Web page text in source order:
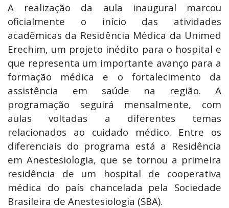
A realização da aula inaugural marcou
oficialmente o início das atividades
acadêmicas da Residência Médica da Unimed
Erechim, um projeto inédito para o hospital e
que representa um importante avanço para a
formação médica e o fortalecimento da
assistência em saúde na região. A
programação seguirá mensalmente, com
aulas voltadas a diferentes temas
relacionados ao cuidado médico. Entre os
diferenciais do programa está a Residência
em Anestesiologia, que se tornou a primeira
residência de um hospital de cooperativa
médica do país chancelada pela Sociedade
Brasileira de Anestesiologia (SBA).